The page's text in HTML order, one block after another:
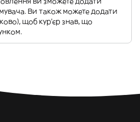
Ви також можете додати
щоб кур'єр знав, що